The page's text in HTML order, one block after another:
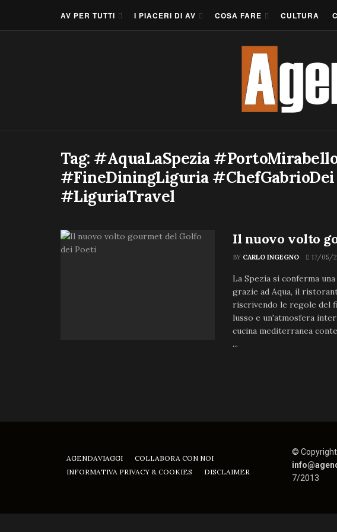
AV PER TUTTI I PIACERI DI AV COSA FARE CULTURA
Tag: #AquaLaSpezia
#FineDiningLiguria #ChefGabrioDei
#LiguriaTravel
Il nuovo volto
BY CARLO INGEGNO 17/05/
La Spezia si conferma
grazie ad Aqua, il
riscrivendo le regole del
lusso e un'atmosfera
cucina mediterranea
...
AGENDAVIAGGI
COLLABORA CON NOI
INFORMATIVA PRIVACY & COOKIES
DISCLAIMER
©
7/2013